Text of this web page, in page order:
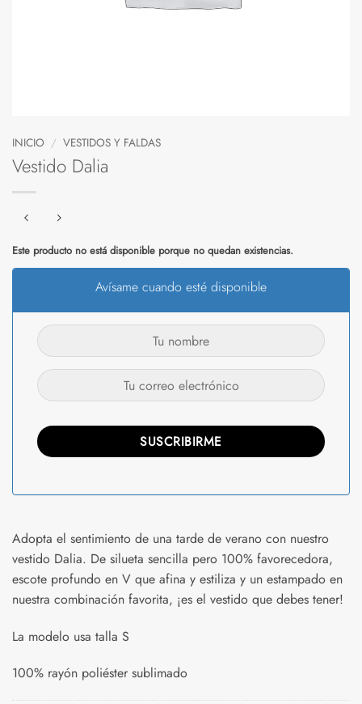
INICIO / VESTIDOS Y FALDAS
Vestido Dalia
Este producto no está disponible porque no quedan existencias.
Avísame cuando esté disponible
Adopta el sentimiento de una tarde de verano con nuestro
vestido Dalia. De silueta sencilla pero 100% favorecedora,
escote profundo en V que afina y estiliza y un estampado en
nuestra combinación favorita, ¡es el vestido que debes tener!
La modelo usa talla S
100% rayón poliéster sublimado